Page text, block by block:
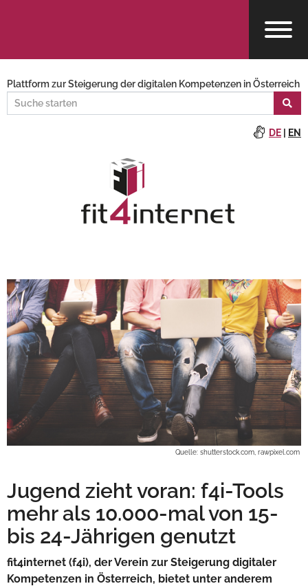
Plattform zur Steigerung der digitalen Kompetenzen in Österreich
DE EN
Quelle: shutterstock.com, rawpixel.com
Jugend zieht voran: f4i-Tools
mehr als 10.000-mal von 15-
bis 24-Jährigen genutzt
fit4internet (f4i), der Verein zur Steigerung digitaler
Kompetenzen in Österreich, bietet unter anderem